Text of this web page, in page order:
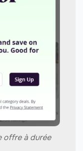
offre à durée